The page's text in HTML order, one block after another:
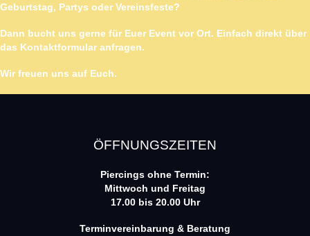
Geburtstag, Partys oder Vereinsfeste?
Dann bucht uns gerne für Euer Event vor Ort. Einfach direkt über
das Kontaktformular anfragen.
Wir freuen uns auf Euch.
ÖFFNUNGSZEITEN
Piercings ohne Termin:
Mittwoch und Freitag
17.00 bis 20.00 Uhr
Terminvereinbarung & Beratung